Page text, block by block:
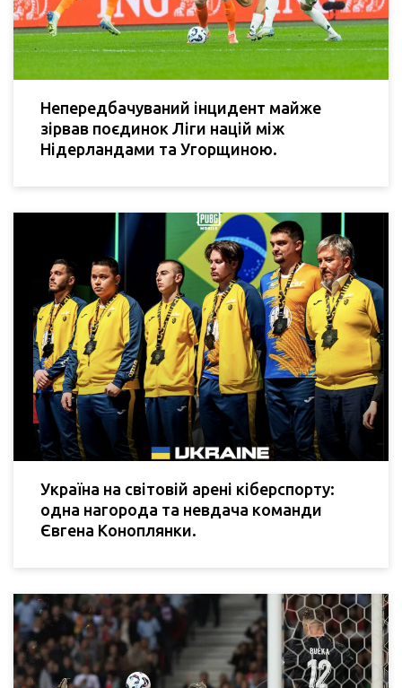
Непередбачуваний інцидент майже
зірвав поєдинок Ліги націй між
Нідерландами та Угорщиною.
Україна на світовій арені кіберспорту:
одна нагорода та невдача команди
Євгена Коноплянки.